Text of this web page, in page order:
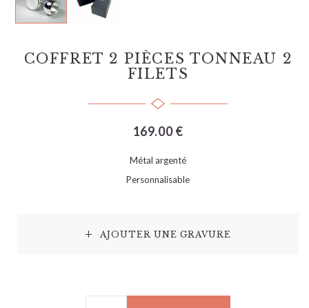
COFFRET 2 PIÈCES TONNEAU 2
FILETS
169.00 €
Métal argenté
Personnalisable
AJOUTER UNE GRAVURE